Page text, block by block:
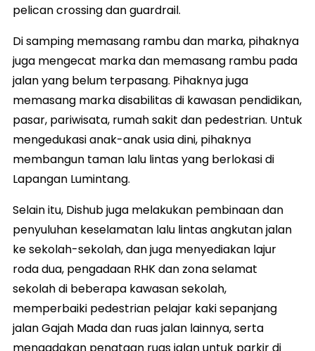
pelican crossing dan guardrail.
Di samping memasang rambu dan marka, pihaknya
juga mengecat marka dan memasang rambu pada
jalan yang belum terpasang. Pihaknya juga
memasang marka disabilitas di kawasan pendidikan,
pasar, pariwisata, rumah sakit dan pedestrian. Untuk
mengedukasi anak-anak usia dini, pihaknya
membangun taman lalu lintas yang berlokasi di
Lapangan Lumintang.
Selain itu, Dishub juga melakukan pembinaan dan
penyuluhan keselamatan lalu lintas angkutan jalan
ke sekolah-sekolah, dan juga menyediakan lajur
roda dua, pengadaan RHK dan zona selamat
sekolah di beberapa kawasan sekolah,
memperbaiki pedestrian pelajar kaki sepanjang
jalan Gajah Mada dan ruas jalan lainnya, serta